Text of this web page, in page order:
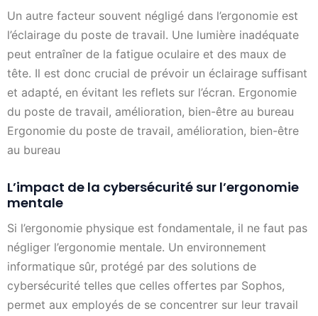
Un autre facteur souvent négligé dans l’ergonomie est
l’éclairage du poste de travail. Une lumière inadéquate
peut entraîner de la fatigue oculaire et des maux de
tête. Il est donc crucial de prévoir un éclairage suffisant
et adapté, en évitant les reflets sur l’écran. Ergonomie
du poste de travail, amélioration, bien-être au bureau
Ergonomie du poste de travail, amélioration, bien-être
au bureau
L’impact de la cybersécurité sur l’ergonomie
mentale
Si l’ergonomie physique est fondamentale, il ne faut pas
négliger l’ergonomie mentale. Un environnement
informatique sûr, protégé par des solutions de
cybersécurité telles que celles offertes par Sophos,
permet aux employés de se concentrer sur leur travail